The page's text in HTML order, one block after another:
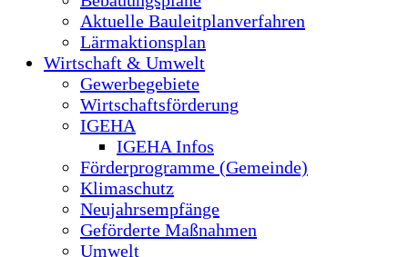
Aktuelle Bauleitplanverfahren
Lärmaktionsplan
Wirtschaft & Umwelt
Gewerbegebiete
Wirtschaftsförderung
IGEHA
IGEHA Infos
Förderprogramme (Gemeinde)
Klimaschutz
Neujahrsempfänge
Geförderte Maßnahmen
Umwelt